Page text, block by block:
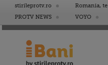
stirileprotv.ro Romania,
PROTV NEWS
VOYO